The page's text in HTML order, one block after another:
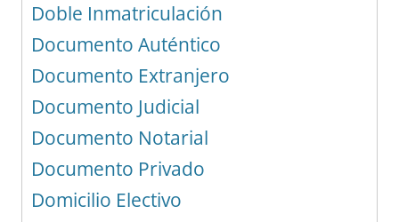
Doble Inmatriculación
Documento Auténtico
Documento Extranjero
Documento Judicial
Documento Notarial
Documento Privado
Domicilio Electivo